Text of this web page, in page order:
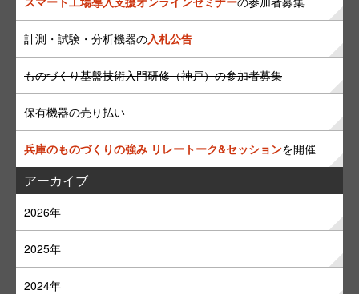
計測・試験・分析機器の入札公告
ものづくり基盤技術入門研修（神戸）の参加者募集
保有機器の売り払い
兵庫のものづくりの強み リレートーク&セッションを開催
アーカイブ
2026年
2025年
2024年